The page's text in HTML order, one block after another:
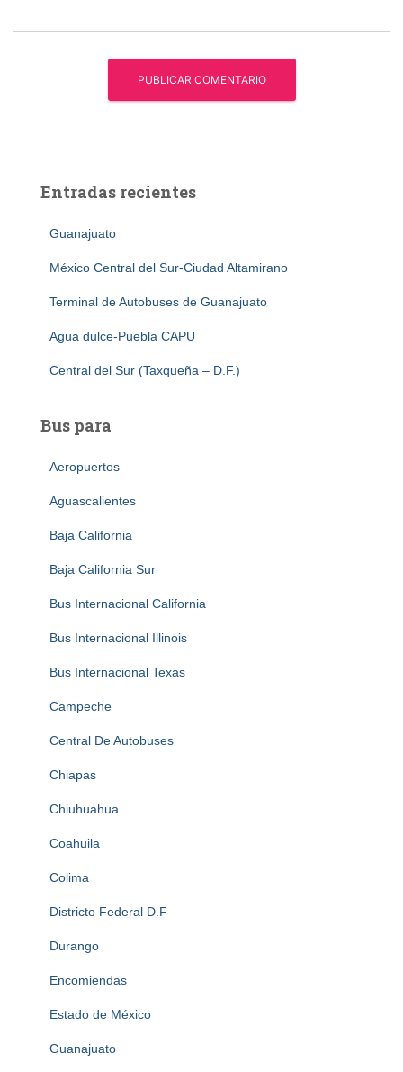
Entradas recientes
Guanajuato
México Central del Sur-Ciudad Altamirano
Terminal de Autobuses de Guanajuato
Agua dulce-Puebla CAPU
Central del Sur (Taxqueña – D.F.)
Bus para
Aeropuertos
Aguascalientes
Baja California
Baja California Sur
Bus Internacional California
Bus Internacional Illinois
Bus Internacional Texas
Campeche
Central De Autobuses
Chiapas
Chiuhuahua
Coahuila
Colima
Districto Federal D.F
Durango
Encomiendas
Estado de México
Guanajuato